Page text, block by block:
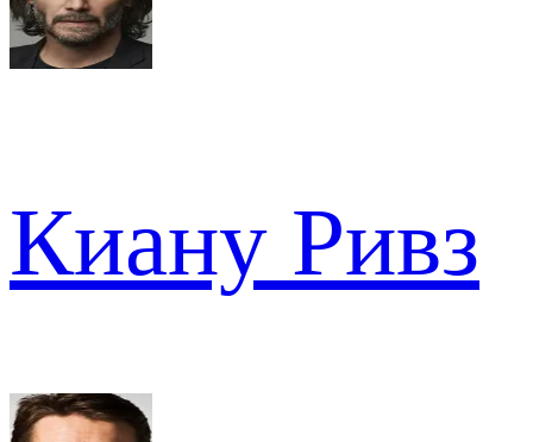
Киану Ривз